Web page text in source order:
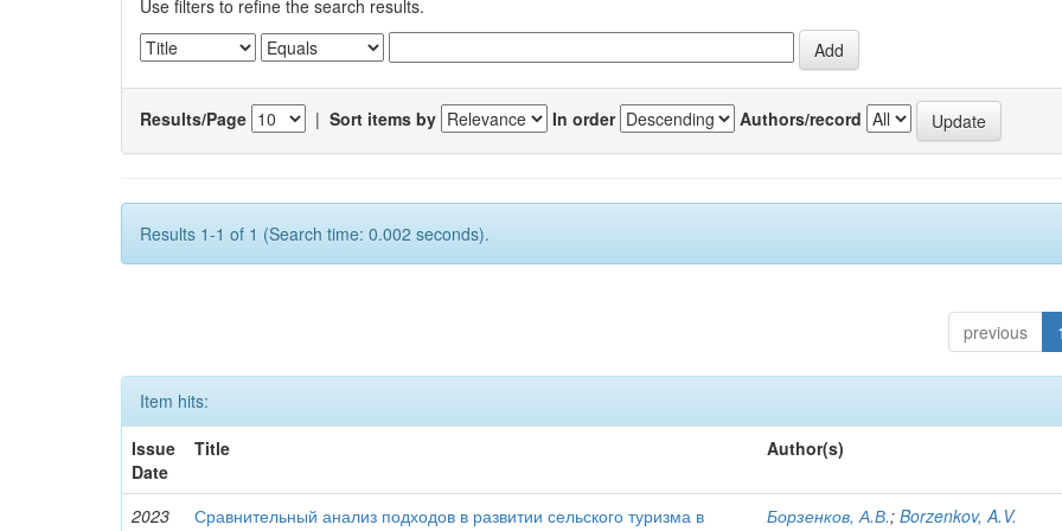
Use filters to refine the search results.
Results/Page | Sort items by In order Authors/record
Results 1-1 of 1 (Search time: 0.002 seconds).
previous 1
Item hits:
Issue
Date
Title Author(s)
2023
Сравнительный анализ подходов в развитии сельского туризма в
Борзенков, А.В.;Borzenkov, A.V.